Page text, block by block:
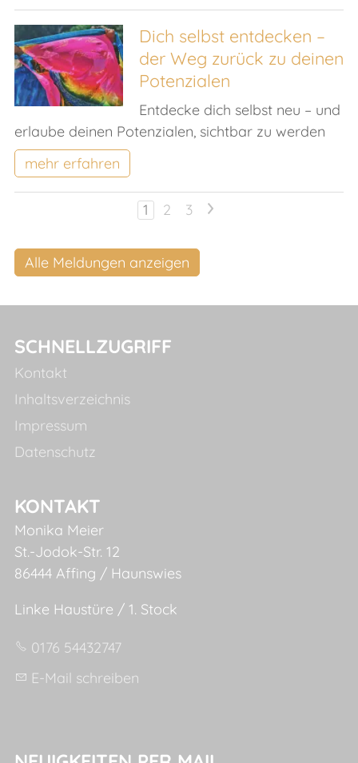
Dich selbst entdecken –
der Weg zurück zu deinen
Potenzialen
Entdecke dich selbst neu – und
erlaube deinen Potenzialen, sichtbar zu werden
mehr erfahren
1 2 3 >
Alle Meldungen anzeigen
SCHNELLZUGRIFF
Kontakt
Inhaltsverzeichnis
Impressum
Datenschutz
KONTAKT
Monika Meier
St.-Jodok-Str. 12
86444 Affing / Haunswies
Linke Haustüre / 1. Stock
0176 54432747
E-Mail schreiben